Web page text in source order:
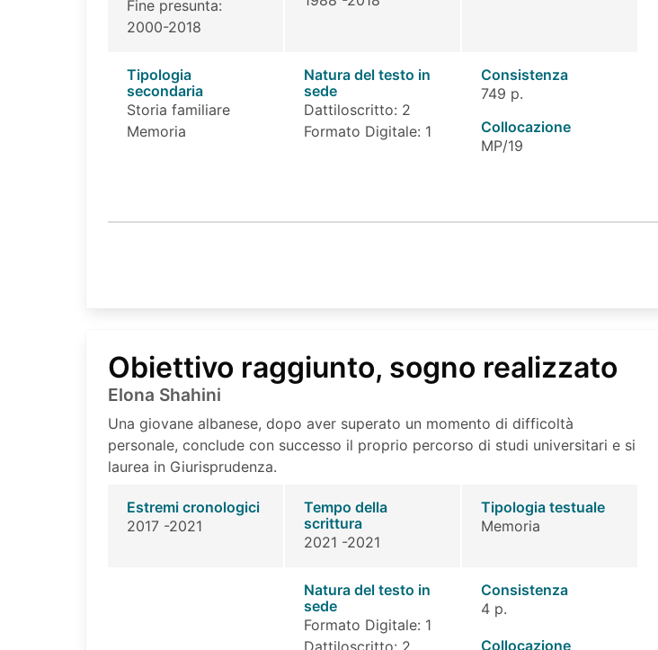
Fine presunta:
2000-2018
Tipologia
secondaria
Storia familiare
Memoria
Natura del testo in
sede
Dattiloscritto: 2
Formato Digitale: 1
Consistenza
749 p.
Collocazione
MP/19
Obiettivo raggiunto, sogno realizzato
Elona Shahini
Una giovane albanese, dopo aver superato un momento di difficoltà
personale, conclude con successo il proprio percorso di studi universitari e si
laurea in Giurisprudenza.
Estremi cronologici
2017 -2021
Tempo della
scrittura
2021 -2021
Tipologia testuale
Memoria
Natura del testo in
sede
Formato Digitale: 1
Dattiloscritto: 2
Consistenza
4 p.
Collocazione